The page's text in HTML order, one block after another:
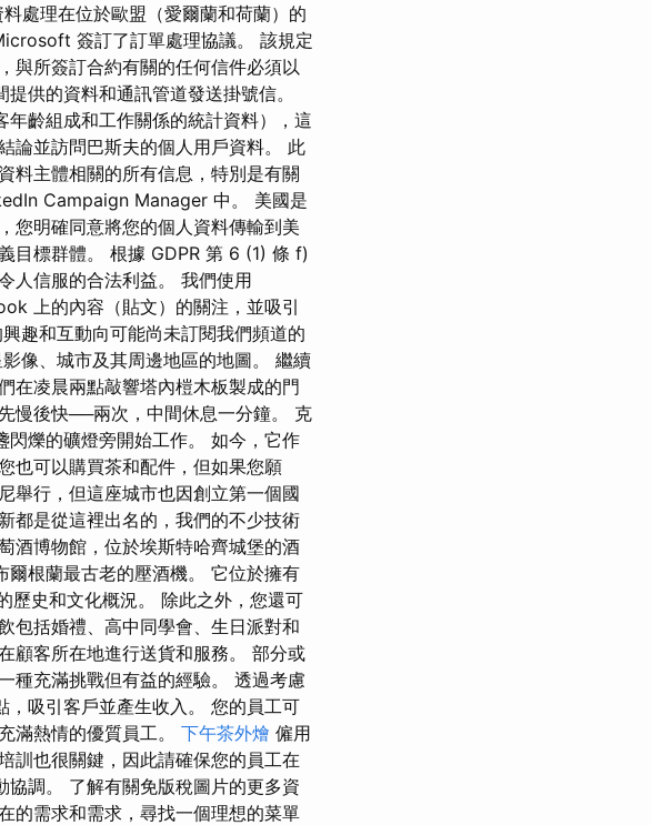
處理在位於歐盟（愛爾蘭和荷蘭）的
簽訂了訂單處理協議。 該規定
與所簽訂合約有關的任何信件必須以
供的資料和通訊管道發送掛號信。
齡組成和工作關係的統計資料），這
論並訪問巴斯夫的個人用戶資料。 此
料主體相關的所有信息，特別是有關
Campaign Manager 中。 美國是
您明確同意將您的個人資料傳輸到美
目標群體。 根據 GDPR 第 6 (1) 條 f)
人信服的合法利益。 我們使用
上的內容（貼文）的關注，並吸引
趣和互動向可能尚未訂閱我們頻道的
像、城市及其周邊地區的地圖。 繼續
在凌晨兩點敲響塔內榿木板製成的門
慢後快──兩次，中間休息一分鐘。 克
爍的礦燈旁開始工作。 如今，它作
也可以購買茶和配件，但如果您願
舉行，但這座城市也因創立第一個國
都是從這裡出名的，我們的不少技術
酒博物館，位於埃斯特哈齊城堡的酒
爾根蘭最古老的壓酒機。 它位於擁有
歷史和文化概況。 除此之外，您還可
包括婚禮、高中同學會、生日派對和
顧客所在地進行送貨和服務。 部分或
種充滿挑戰但有益的經驗。 透過考慮
吸引客戶並產生收入。 您的員工可
滿熱情的優質員工。 下午茶外燴 僱用
訓也很關鍵，因此請確保您的員工在
調。 了解有關免版稅圖片的更多資
的需求和需求，尋找一個理想的菜單